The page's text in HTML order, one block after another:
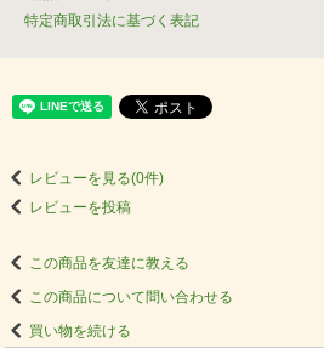
特定商取引法に基づく表記
レビューを見る(0件)
レビューを投稿
この商品を友達に教える
この商品について問い合わせる
買い物を続ける